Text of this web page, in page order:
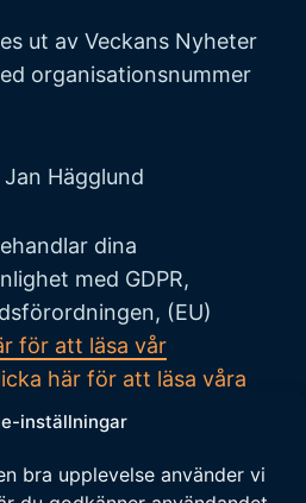
inställningar
bra upplevelse använder vi
ut av Veckans Nyheter
organisationsnummer
Jan Hägglund
dina
med GDPR,
(EU)
för att läsa vår
här för att läsa våra
köp.